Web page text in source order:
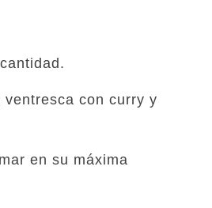
con curry y
en su máxima